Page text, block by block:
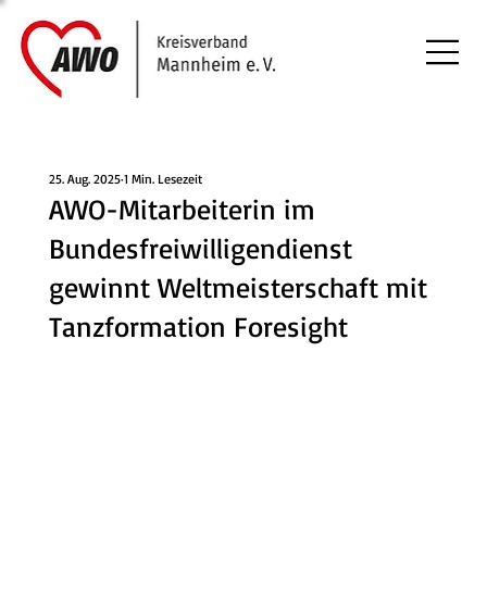
AWO-Mitarbeiterin im
Bundesfreiwilligendienst
gewinnt Weltmeisterschaft mit
Tanzformation Foresight
25. Aug. 2025 1 Min. Lesezeit